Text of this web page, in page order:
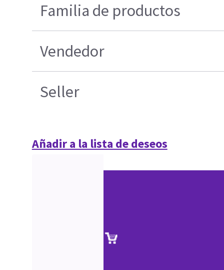
Familia de productos
Vendedor
Seller
Añadir a la lista de deseos